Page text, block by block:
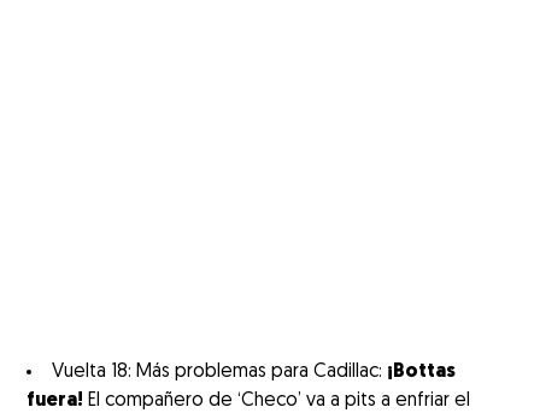
Vuelta 18: Más problemas para Cadillac: ¡Bottas
fuera! El compañero de ‘Checo’ va a pits a enfriar el